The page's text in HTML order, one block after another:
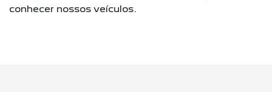
conhecer nossos veículos.